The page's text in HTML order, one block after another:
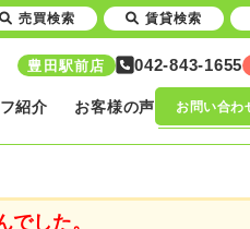
豊田駅前店 042-843-1655
紹介 お客様の声 お問い合わ
した。
売買検索 賃貸検索